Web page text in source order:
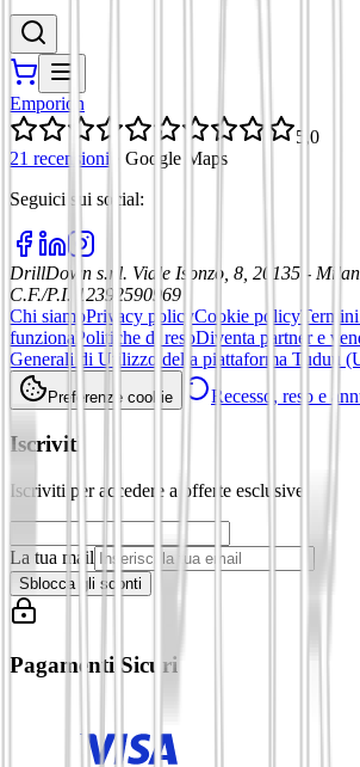
Emporion
5,0
21 recensioni
Google Maps
Seguici sui social:
DrillDown s.r.l. Viale Isonzo, 8, 20135 -
C.F./P.I. 12392590969
Chi siamoPrivacy policyCookie policy
funziona Politiche di resoDiventa partner e
Generali di Utilizzo della piattaforma Tuduu
Preferenze cookie Recesso, reso e
Iscriviti
Iscriviti per accedere a offerte esclusive
La tua mail
Sblocca gli sconti
Pagamenti Sicuri